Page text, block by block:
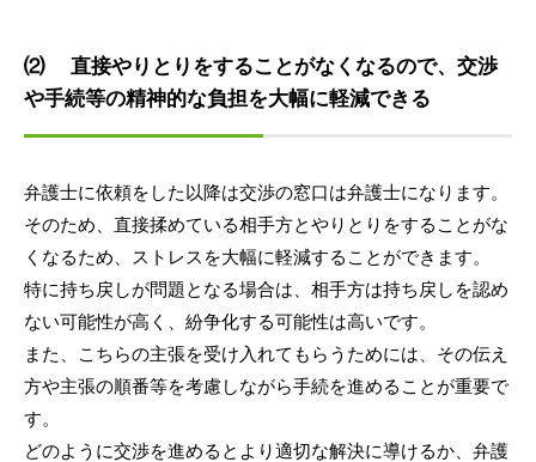
⑵ 直接やりとりをすることがなくなるので、交渉
や手続等の精神的な負担を大幅に軽減できる
弁護士に依頼をした以降は交渉の窓口は弁護士になります。
そのため、直接揉めている相手方とやりとりをすることがな
くなるため、ストレスを大幅に軽減することができます。
特に持ち戻しが問題となる場合は、相手方は持ち戻しを認め
ない可能性が高く、紛争化する可能性は高いです。
また、こちらの主張を受け入れてもらうためには、その伝え
方や主張の順番等を考慮しながら手続を進めることが重要で
す。
どのように交渉を進めるとより適切な解決に導けるか、弁護